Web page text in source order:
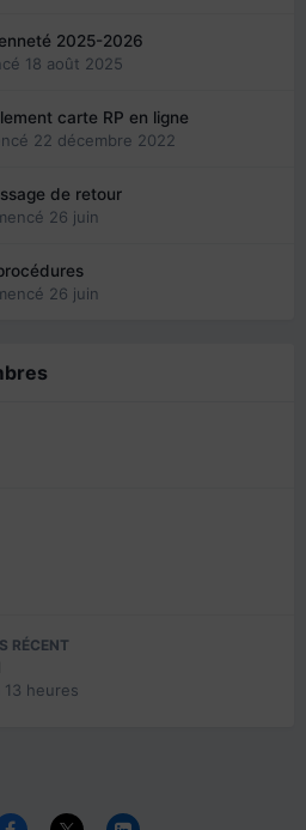
2025-2026
18 août 2025
carte RP en ligne
22 décembre 2022
de retour
26 juin
26 juin
RÉCENT
13 heures